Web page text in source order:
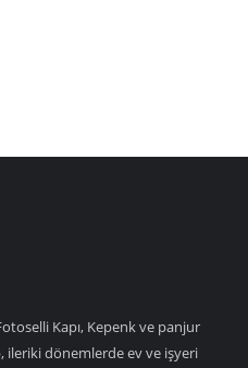
Kapı, Kepenk ve panjur
ileriki dönemlerde ev ve işyeri